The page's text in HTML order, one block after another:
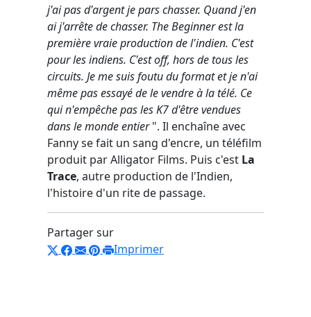
j'ai pas d'argent je pars chasser. Quand j'en
ai j'arrête de chasser. The Beginner est la
première vraie production de l'indien. C'est
pour les indiens. C'est off, hors de tous les
circuits. Je me suis foutu du format et je n'ai
même pas essayé de le vendre à la télé. Ce
qui n'empêche pas les K7 d'être vendues
dans le monde entier". Il enchaîne avec
Fanny se fait un sang d'encre, un téléfilm
produit par Alligator Films. Puis c'est La
Trace, autre production de l'Indien,
l'histoire d'un rite de passage.
Partager sur
Imprimer